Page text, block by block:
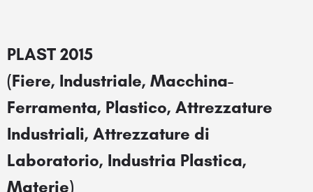
PLAST 2015
(Fiere, Industriale, Macchina-
Ferramenta, Plastico, Attrezzature
Industriali, Attrezzature di
Laboratorio, Industria Plastica,
Materie)